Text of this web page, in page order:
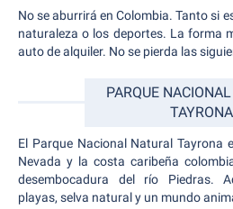
No se aburrirá en Colombia. Tanto si
naturaleza o los deportes. La forma
auto de alquiler. No se pierda las
PARQUE
TAYRONA
El Parque Nacional Natural Tayrona
Nevada y la costa caribeña
desembocadura del río Piedras.
playas, selva natural y un mundo